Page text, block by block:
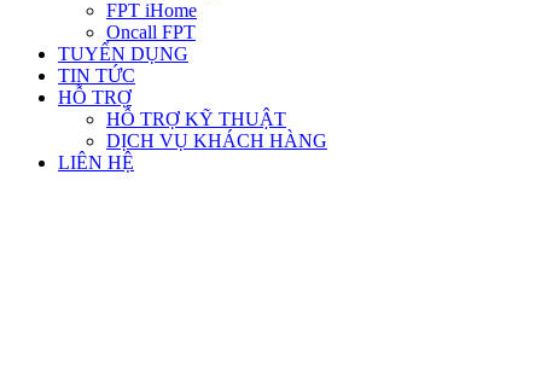
FPT iHome
Oncall FPT
TUYỂN DỤNG
TIN TỨC
HỖ TRỢ
HỖ TRỢ KỸ THUẬT
DỊCH VỤ KHÁCH HÀNG
LIÊN HỆ